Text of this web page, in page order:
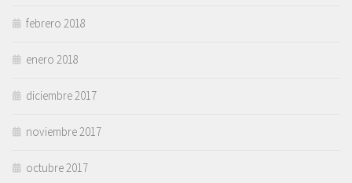
febrero 2018
enero 2018
diciembre 2017
noviembre 2017
octubre 2017